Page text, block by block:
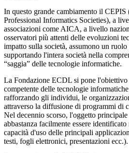
In questo grande cambiamento il
Professional Informatics Societies), a
associazioni come AICA, a livello
osservatori più attenti delle evoluzioni
impatto sulla società, assumono un
supportando l'intera società nella
“saggia” delle tecnologie informatiche.
La Fondazione ECDL si pone
competente delle tecnologie
rafforzando gli individui, le
attraverso la diffusione di programmi di
Nel decennio scorso, l'oggetto
abbastanza facilmente essere
capacità d'uso delle principali
testi, fogli elettronici, presentazioni ecc.).